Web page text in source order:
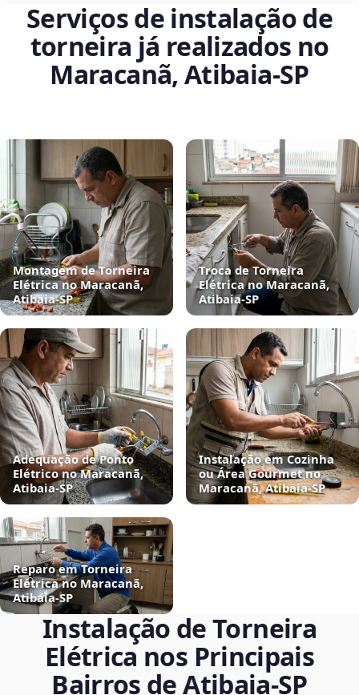
Serviços de instalação de
torneira já realizados no
Maracanã, Atibaia‑SP
Montagem de Torneira
Elétrica no Maracanã,
Atibaia‑SP
Troca de Torneira
Elétrica no Maracanã,
Atibaia‑SP
Adequação de Ponto
Elétrico no Maracanã,
Atibaia‑SP
Instalação em Cozinha
ou Área Gourmet no
Maracanã, Atibaia‑SP
Reparo em Torneira
Elétrica no Maracanã,
Atibaia‑SP
Instalação de Torneira
Elétrica nos Principais
Bairros de Atibaia‑SP